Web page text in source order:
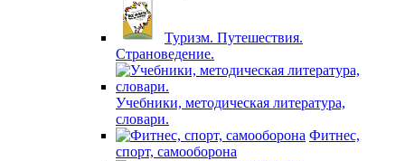
Туризм. Путешествия.
Страноведение.
Учебники, методическая литература,
словари.
Фитнес,
спорт, самооборона